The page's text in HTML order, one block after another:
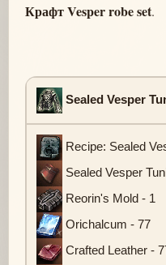
Крафт Vesper robe set.
Sealed Vesper
Recipe: Sealed
Sealed Vesper
Reorin's Mold - 1
Orichalcum - 77
Crafted Leather -